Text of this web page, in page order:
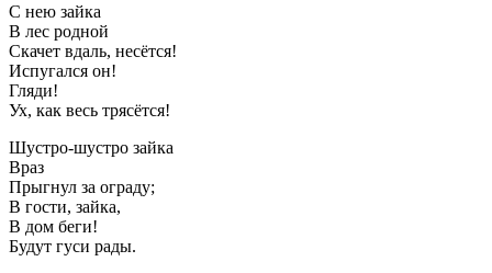
С нею зайка
В лес родной
Скачет вдаль, несётся!
Испугался он!
Гляди!
Ух, как весь трясётся!
Шустро-шустро зайка
Враз
Прыгнул за ограду;
В гости, зайка,
В дом беги!
Будут гуси рады.